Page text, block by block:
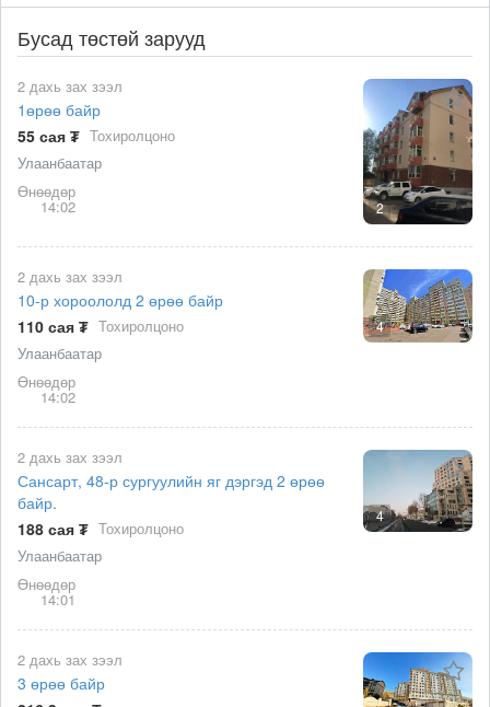
Бусад төстөй зарууд
2
2 дахь зах зээл
1өрөө байр
55 сая ₮ Тохиролцоно
Улаанбаатар
Өнөөдөр
14:02
4
2 дахь зах зээл
10-р хороололд 2 өрөө байр
110 сая ₮ Тохиролцоно
Улаанбаатар
Өнөөдөр
14:02
4
2 дахь зах зээл
Сансарт, 48-р сургуулийн яг дэргэд 2 өрөө
байр.
188 сая ₮ Тохиролцоно
Улаанбаатар
Өнөөдөр
14:01
2 дахь зах зээл
3 өрөө байр